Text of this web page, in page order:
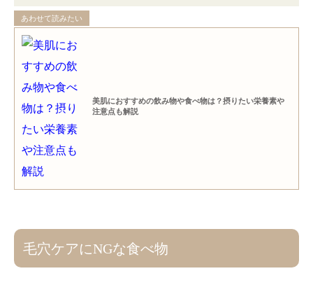
あわせて読みたい
美肌におすすめの飲み物や食べ物は？摂りたい栄養素や
注意点も解説
毛穴ケアにNGな食べ物